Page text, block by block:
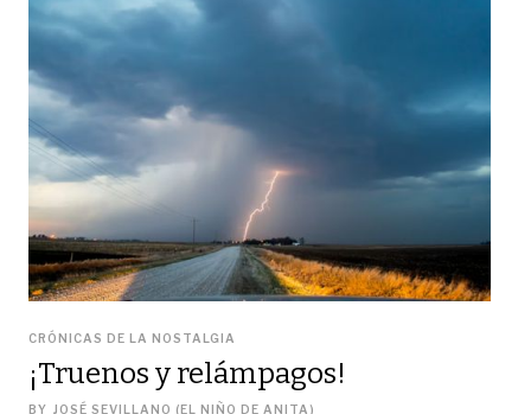
CRÓNICAS DE LA NOSTALGIA
¡Truenos y relámpagos!
BY JOSÉ SEVILLANO (EL NIÑO DE ANITA)